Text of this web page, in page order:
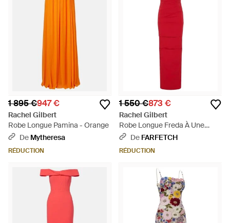
1 895 €947 €
Rachel Gilbert
Robe Longue Pamina - Orange
De Mytheresa
RÉDUCTION
1 550 €873 €
Rachel Gilbert
Robe Longue Freda À Une
Épaule - Rouge
De FARFETCH
RÉDUCTION